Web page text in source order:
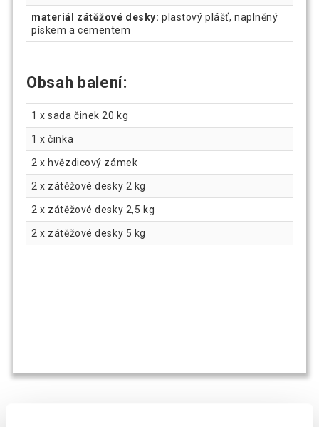
materiál zátěžové desky: plastový plášť, naplněný
pískem a cementem
Obsah balení:
1 x sada činek 20 kg
1 x činka
2 x hvězdicový zámek
2 x zátěžové desky 2 kg
2 x zátěžové desky 2,5 kg
2 x zátěžové desky 5 kg